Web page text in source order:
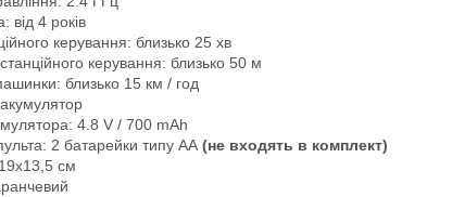
від 4 років
керування: близько 25 хв
керування: близько 50 м
близько 15 км / год
4.8 V / 700 mAh
2 батарейки типу АА (не входять в комплект)
см